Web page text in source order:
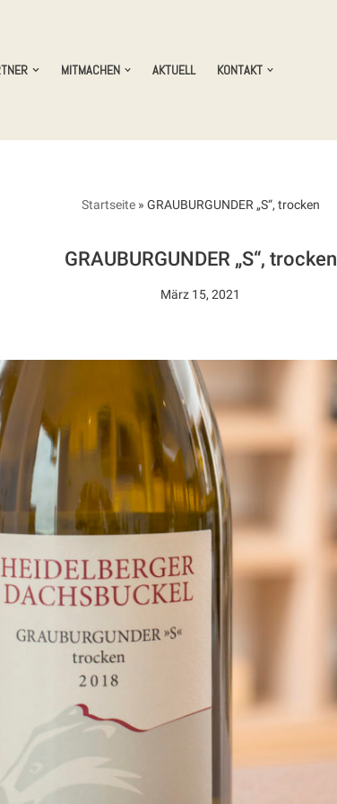
MITMACHEN AKTUELL KONTAKT
Startseite» GRAUBURGUNDER „S“, trocken
GRAUBURGUNDER „S“, trocken
März 15, 2021